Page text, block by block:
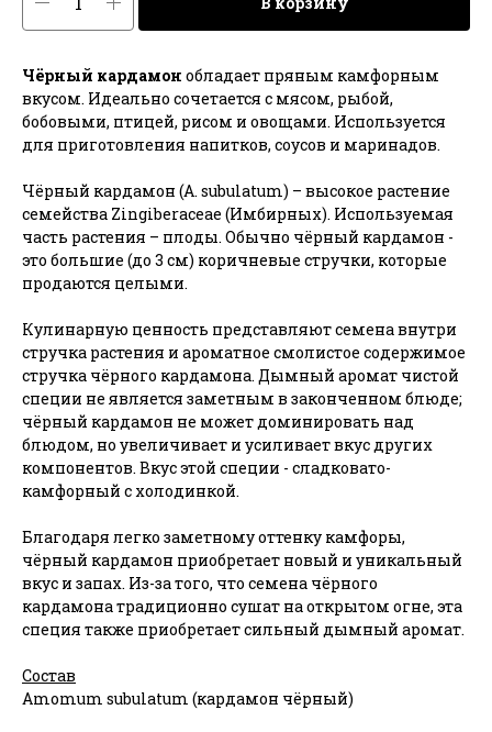
Чёрный кардамон обладает пряным камфорным
вкусом. Идеально сочетается с мясом, рыбой,
бобовыми, птицей, рисом и овощами. Используется
для приготовления напитков, соусов и маринадов.
Чёрный кардамон (A. subulatum) – высокое растение
семейства Zingiberaceae (Имбирных). Используемая
часть растения – плоды. Обычно чёрный кардамон -
это большие (до 3 см) коричневые стручки, которые
продаются целыми.
Кулинарную ценность представляют семена внутри
стручка растения и ароматное смолистое содержимое
стручка чёрного кардамона. Дымный аромат чистой
специи не является заметным в законченном блюде;
чёрный кардамон не может доминировать над
блюдом, но увеличивает и усиливает вкус других
компонентов. Вкус этой специи - сладковато-
камфорный с холодинкой.
Благодаря легко заметному оттенку камфоры,
чёрный кардамон приобретает новый и уникальный
вкус и запах. Из-за того, что семена чёрного
кардамона традиционно сушат на открытом огне, эта
специя также приобретает сильный дымный аромат.
Состав
Amomum subulatum (кардамон чёрный)